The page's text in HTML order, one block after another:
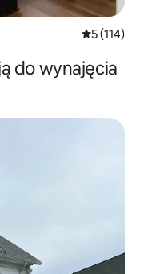
Średnia
5 (114)
do wynajęcia